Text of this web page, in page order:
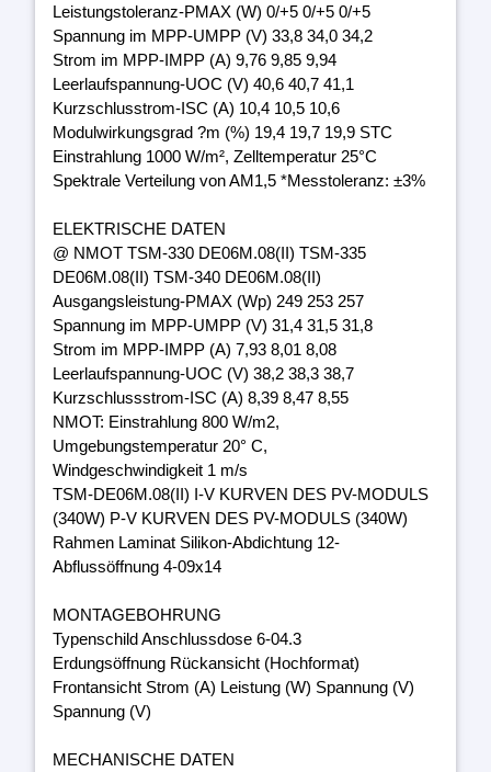
Leistungstoleranz-PMAX (W) 0/+5 0/+5 0/+5
Spannung im MPP-UMPP (V) 33,8 34,0 34,2
Strom im MPP-IMPP (A) 9,76 9,85 9,94
Leerlaufspannung-UOC (V) 40,6 40,7 41,1
Kurzschlusstrom-ISC (A) 10,4 10,5 10,6
Modulwirkungsgrad ?m (%) 19,4 19,7 19,9 STC
Einstrahlung 1000 W/m², Zelltemperatur 25°C
Spektrale Verteilung von AM1,5 *Messtoleranz: ±3%
ELEKTRISCHE DATEN
@ NMOT TSM-330 DE06M.08(II) TSM-335
DE06M.08(II) TSM-340 DE06M.08(II)
Ausgangsleistung-PMAX (Wp) 249 253 257
Spannung im MPP-UMPP (V) 31,4 31,5 31,8
Strom im MPP-IMPP (A) 7,93 8,01 8,08
Leerlaufspannung-UOC (V) 38,2 38,3 38,7
Kurzschlussstrom-ISC (A) 8,39 8,47 8,55
NMOT: Einstrahlung 800 W/m2,
Umgebungstemperatur 20° C,
Windgeschwindigkeit 1 m/s
TSM-DE06M.08(II) I-V KURVEN DES PV-MODULS
(340W) P-V KURVEN DES PV-MODULS (340W)
Rahmen Laminat Silikon-Abdichtung 12-
Abflussöffnung 4-09x14
MONTAGEBOHRUNG
Typenschild Anschlussdose 6-04.3
Erdungsöffnung Rückansicht (Hochformat)
Frontansicht Strom (A) Leistung (W) Spannung (V)
Spannung (V)
MECHANISCHE DATEN